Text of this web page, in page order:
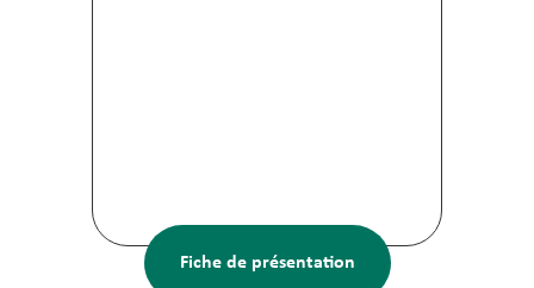
Fiche de présentation